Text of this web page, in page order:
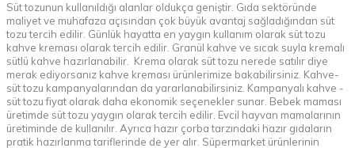
Süt tozunun kullanıldığı alanlar oldukça geniştir. Gıda sektöründe
maliyet ve muhafaza açısından çok büyük avantaj sağladığından süt
tozu tercih edilir. Günlük hayatta en yaygın kullanım olarak süt tozu
kahve kreması olarak tercih edilir. Granül kahve ve sıcak suyla kremalı
sütlü kahve hazırlanabilir. Krema olarak süt tozu nerede satılır diye
merak ediyorsanız kahve kreması ürünlerimize bakabilirsiniz. Kahve-
süt tozu kampanyalarından da yararlanabilirsiniz. Kampanyalı kahve -
süt tozu fiyat olarak daha ekonomik seçenekler sunar. Bebek maması
üretimde süt tozu yaygın olarak tercih edilir. Evcil hayvan mamalarının
üretiminde de kullanılır. Ayrıca hazır çorba tarzındaki hazır gıdaların
pratik hazırlanma tariflerinde de yer alır. Süpermarket ürünlerinin